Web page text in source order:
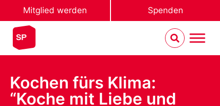
Mitglied werden Spenden
Kochen fürs Klima:
“Koche mit Liebe und